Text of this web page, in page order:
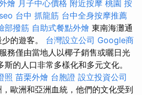
燴 月子中心價格 附近按摩 桃園 按
台中 抓龍筋 台中全身按摩推薦
部撥筋 自助式餐點外燴 東南海灘通
的遊客。 台灣設立公司 Google商
務僅由當地人以椰子銷售或曬日光
的人口非常多樣化和多元文化。
照 苗栗外燴 台胞證 設立投資公司
歐洲和亞洲血統，他們的文化受到